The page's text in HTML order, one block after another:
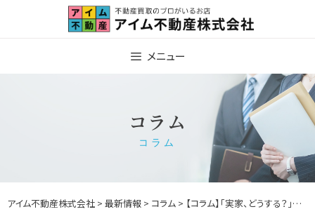
メニュー
コラム
コラム
アイム不動産株式会社 > 最新情報 > コラム > 【コラム】「実家、どうする？」と思ったら読んでほしい話